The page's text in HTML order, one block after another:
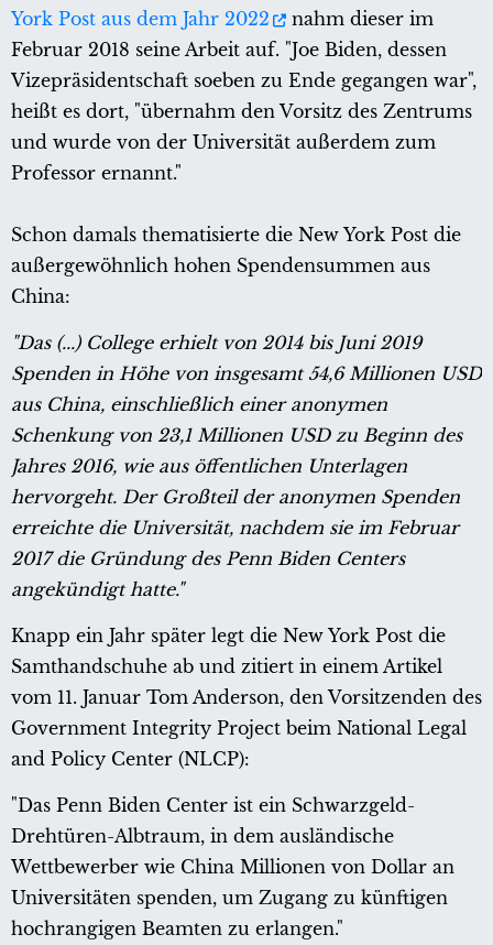
York Post aus dem Jahr 2022
nahm dieser im
Februar 2018 seine Arbeit auf. "Joe Biden, dessen
Vizepräsidentschaft soeben zu Ende gegangen war",
heißt es dort, "übernahm den Vorsitz des Zentrums
und wurde von der Universität außerdem zum
Professor ernannt."
Schon damals thematisierte die New York Post die
außergewöhnlich hohen Spendensummen aus
China:
"Das (...) College erhielt von 2014 bis Juni 2019
Spenden in Höhe von insgesamt 54,6 Millionen USD
aus China, einschließlich einer anonymen
Schenkung von 23,1 Millionen USD zu Beginn des
Jahres 2016, wie aus öffentlichen Unterlagen
hervorgeht. Der Großteil der anonymen Spenden
erreichte die Universität, nachdem sie im Februar
2017 die Gründung des Penn Biden Centers
angekündigt hatte."
Knapp ein Jahr später legt die New York Post die
Samthandschuhe ab und zitiert in einem Artikel
vom 11. Januar Tom Anderson, den Vorsitzenden des
Government Integrity Project beim National Legal
and Policy Center (NLCP):
"Das Penn Biden Center ist ein Schwarzgeld-
Drehtüren-Albtraum, in dem ausländische
Wettbewerber wie China Millionen von Dollar an
Universitäten spenden, um Zugang zu künftigen
hochrangigen Beamten zu erlangen."